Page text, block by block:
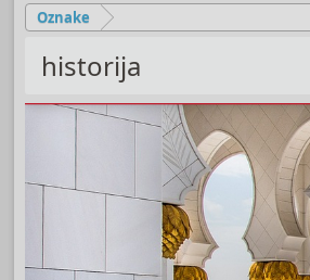
Oznake
historija